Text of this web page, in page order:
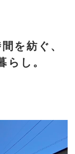
を紡ぐ、
らし。